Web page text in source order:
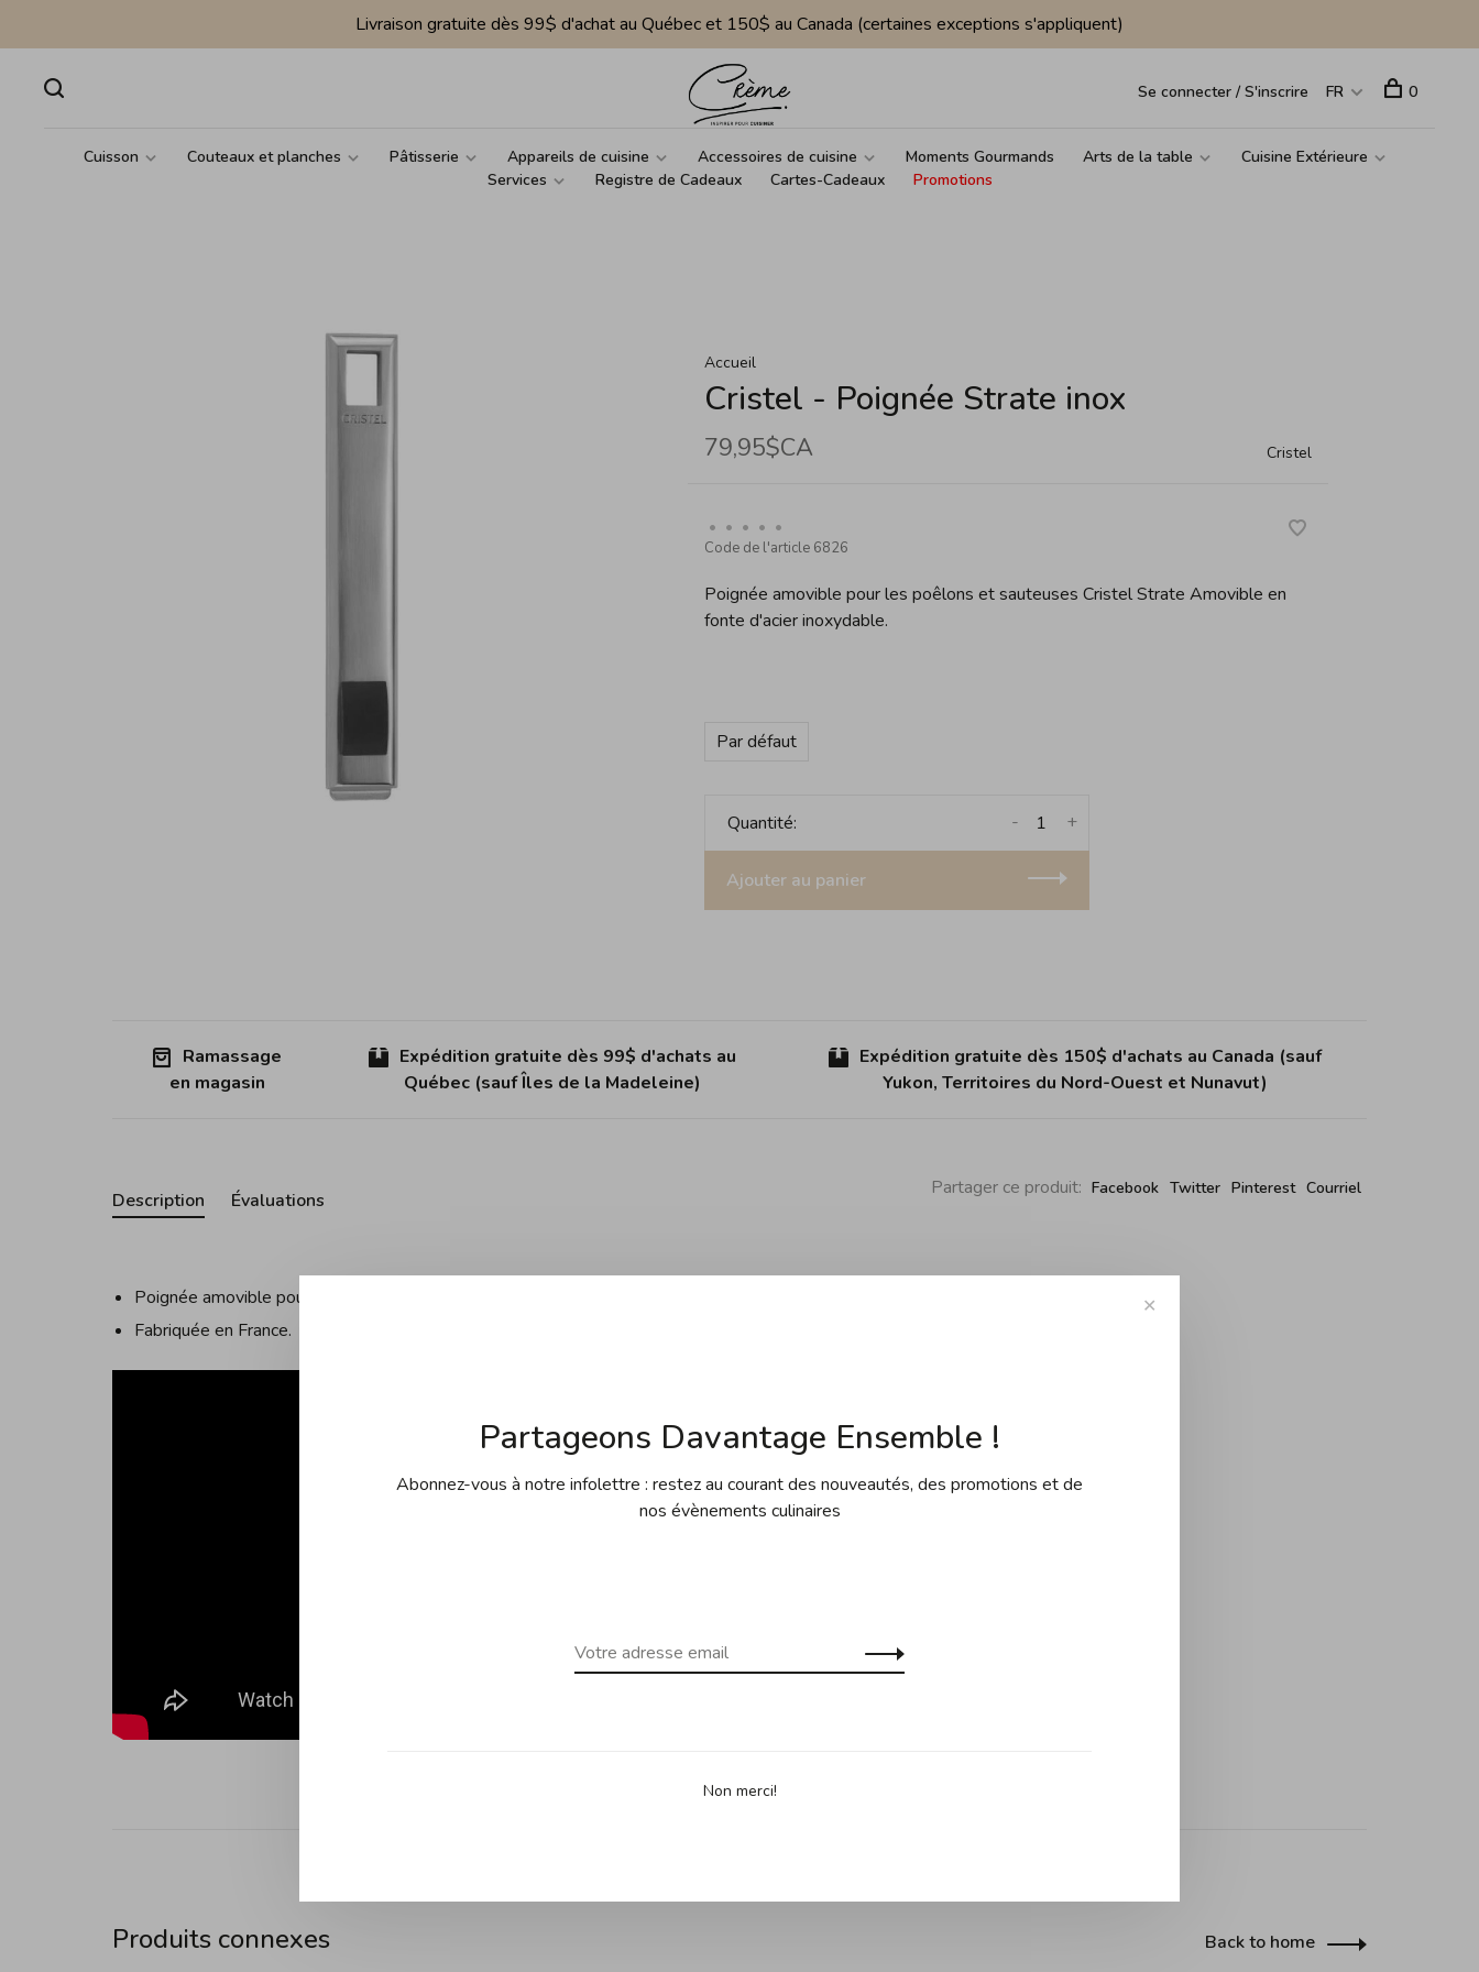
Livraison gratuite dès 99$ d'achat au Québec et 150$ au Canada (certaines exceptions s'appliquent)
Cuisson Couteaux et planches Pâtisserie Appareils de cuisine Accessoires de cuisine Moments Gourmands Arts de la table
Cuisine Extérieure
Services
Registre de Cadeaux Cartes-Cadeaux Promotions
Se connecter / S'inscrire FR 0
Accueil
Cristel - Poignée Strate inox
79,95$CA Cristel
• • • • •
Code de l'article6826
Poignée amovible pour les poêlons et sauteuses Cristel Strate Amovible en
fonte d'acier inoxydable.
Par défaut
Quantité: +
-
Ajouter au panier
Ramassage
en magasin
Expédition gratuite dès 99$ d'achats au
Québec (sauf Îles de la Madeleine)
Expédition gratuite dès 150$ d'achats au Canada (sauf
Yukon, Territoires du Nord-Ouest et Nunavut)
Partager ce produit: Facebook Twitter Pinterest Courriel
Description Évaluations
Poignée amovible pour les poêlons et sauteuses Cristel Strate Amovible en fonte d'acier inoxydable
Fabriquée en France.
Produits connexes Back to home
✕
Partageons Davantage Ensemble !
Abonnez-vous à notre infolettre : restez au courant des nouveautés, des promotions et de
nos évènements culinaires
Non merci!